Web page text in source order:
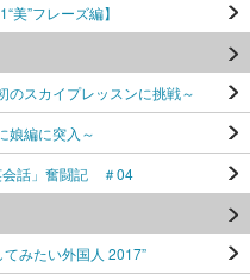
美”フレーズ編】
のスカイプレッスンに挑戦～
娘編に突入～
会話」奮闘記 ＃04
みたい外国人 2017”